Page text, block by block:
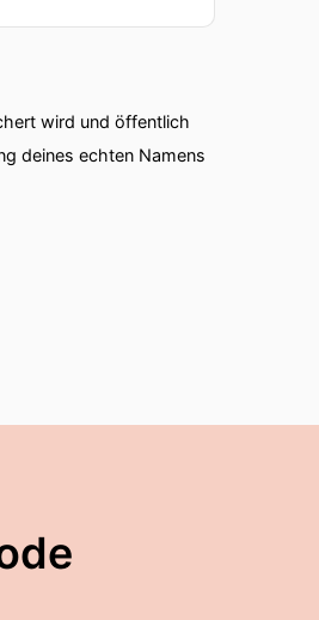
wird und öffentlich
deines echten Namens